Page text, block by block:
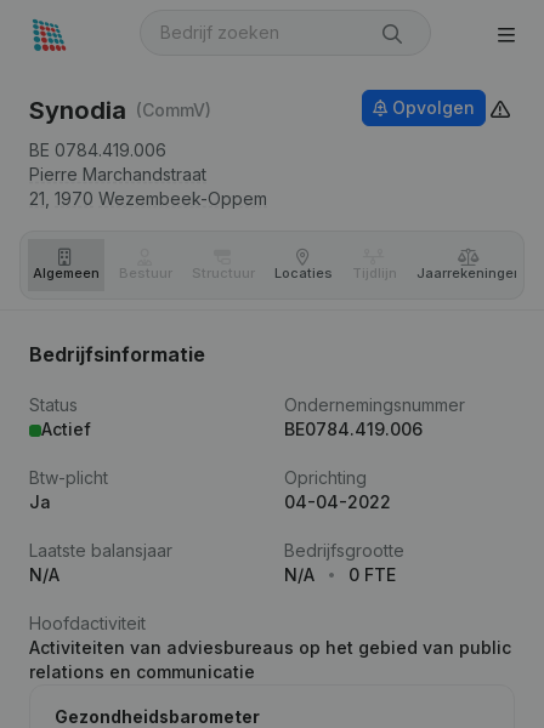
Synodia (CommV)
BE 0784.419.006
Pierre Marchandstraat
21, 1970 Wezembeek-Oppem
Opvolgen
Algemeen Bestuur Structuur Locaties Tijdlijn Jaar­rekeningen
Bedrijfsinformatie
Status
Actief
Ondernemingsnummer
BE0784.419.006
Btw-plicht
Ja
Oprichting
04-04-2022
Laatste balansjaar
N/A
Bedrijfsgrootte
N/A
0 FTE
Hoofdactiviteit
Activiteiten van adviesbureaus op het gebied van public
relations en communicatie
Gezondheidsbarometer